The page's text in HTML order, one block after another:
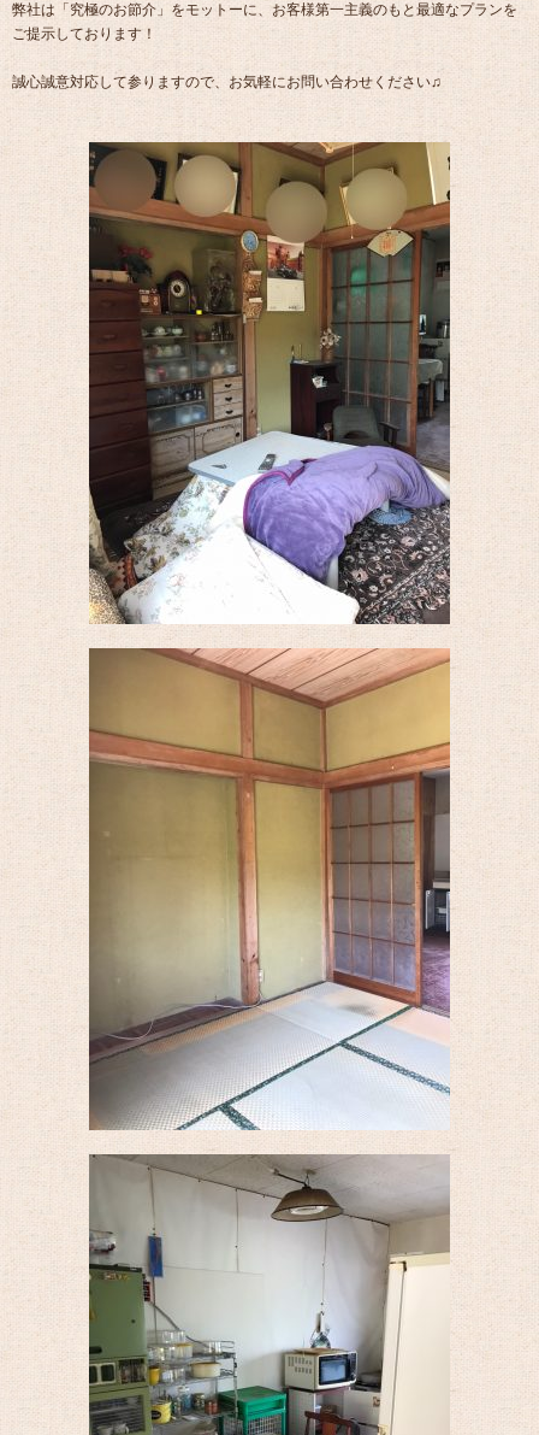
弊社は「究極のお節介」をモットーに、お客様第一主義のもと最適なプランを
ご提示しております！
誠心誠意対応して参りますので、お気軽にお問い合わせください♫